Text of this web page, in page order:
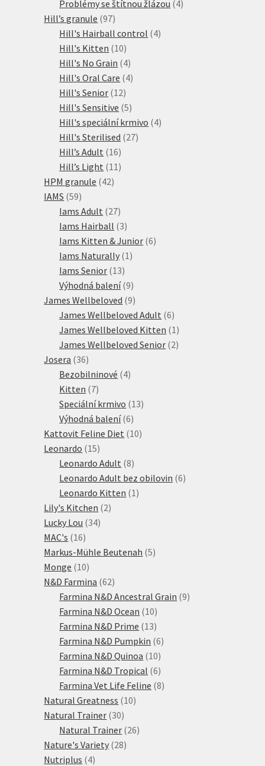
produkty
Problémy se štítnou žlázou 44
Hill’s granule 9797
produktů
Hill's Hairball control 44
Hill's Kitten 1010
produktů
Hill's No Grain 44
produkty
Hill's Oral Care 44
Hill's Senior 1212
produktů
Hill's Sensitive 55
produktů
Hill's speciální krmivo 44
Hill's Sterilised 2727
Hill’s Adult 1616
produktů
Hill’s Light 11 11
HPM granule 4242
IAMS 5959
produktů
Iams Adult 2727
produktů
Iams Hairball 33
produkty
Iams Kitten & Junior 66
Iams Naturally 1 1
Iams Senior 1313
produktů
Výhodná balení 99
produktů
James Wellbeloved 99
produktů
James Wellbeloved Adult 66
produktů
James Wellbeloved Kitten 1 1
produkt
James Wellbeloved Senior 22
Josera 3636
produktů
Bezobilninové 44
Kitten 77
produktů
Speciální krmivo 1313
Výhodná balení 66
produktů
Kattovit Feline Diet 1010
Leonardo 1515
produktů
Leonardo Adult 88
produktů
Leonardo Adult bez obilovin 66
Leonardo Kitten 1 1
Lily's Kitchen 22
Lucky Lou 3434
MAC's 1616
produktů
Markus-Mühle Beutenah 55
Monge 1010
produktů
N&D Farmina 6262
produktů
Farmina N&D Ancestral Grain 99
Farmina N&D Ocean 1010
produktů
Farmina N&D Prime 1313
produktů
Farmina N&D Pumpkin 66
Farmina N&D Quinoa 1010
produktů
Farmina N&D Tropical 66
produktů
Farmina Vet Life Feline 88
Natural Greatness 1010
Natural Trainer 3030
produktů
Natural Trainer 2626
Nature's Variety 2828
Nutriplus 44